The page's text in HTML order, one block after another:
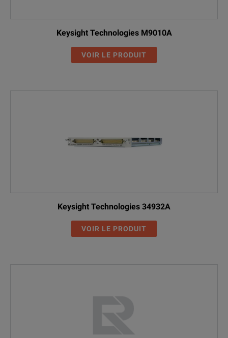
Keysight Technologies M9010A
VOIR LE PRODUIT
Keysight Technologies 34932A
VOIR LE PRODUIT